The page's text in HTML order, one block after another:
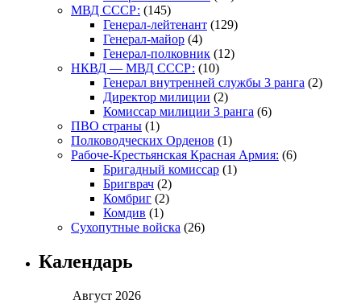
МВД СССР: (145)
Генерал-лейтенант (129)
Генерал-майор (4)
Генерал-полковник (12)
НКВД — МВД СССР: (10)
Генерал внутренней службы 3 ранга (2)
Директор милиции (2)
Комиссар милиции 3 ранга (6)
ПВО страны (1)
Полководческих Орденов (1)
Рабоче-Крестьянская Красная Армия: (6)
Бригадный комиссар (1)
Бригврач (2)
Комбриг (2)
Комдив (1)
Сухопутные войска (26)
Календарь
Август 2026